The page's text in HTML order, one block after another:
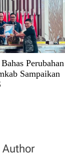
Perubahan
Sampaikan
Author